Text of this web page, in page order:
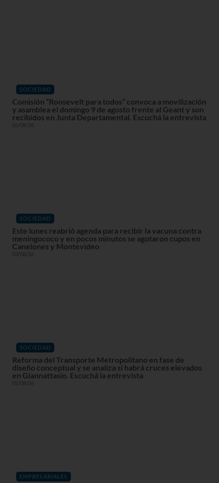
SOCIEDAD
Comisión “Roosevelt para todos” convoca a movilización
y asamblea el domingo 9 de agosto frente al Geant y son
recibidos en Junta Departamental. Escuchá la entrevista
05/08/26
SOCIEDAD
Este lunes reabrió agenda para recibir la vacuna contra
meningococo y en pocos minutos se agotaron cupos en
Canelones y Montevideo
03/08/26
SOCIEDAD
Reforma del Transporte Metropolitano en fase de
diseño conceptual y se analiza si habrá cruces elevados
en Giannattasio. Escuchá la entrevista
05/08/26
EMPRESARIALES